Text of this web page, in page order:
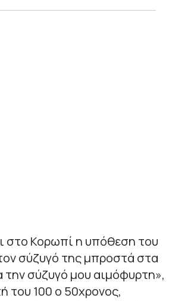
στο Κορωπί η υπόθεση του
σύζυγό της μπροστά στα
την σύζυγό μου αιμόφυρτη»,
του 100 ο 50χρονος,